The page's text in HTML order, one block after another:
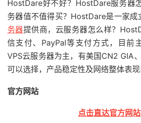
HostDare好不好？HostDare服务器
务器值不值得买？HostDare是一家成
务器提供商，云服务器怎么样？
信支付、PayPal等支付方式，目前
VPS云服务器为主，有美国CN2 GIA
可以选择，产品稳定性及网络整体表现
官方网站
点击直达官方网站